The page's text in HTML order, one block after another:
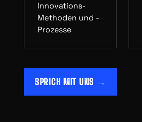
Innovations-
Methoden und -
Prozesse
SPRICH MIT UNS →